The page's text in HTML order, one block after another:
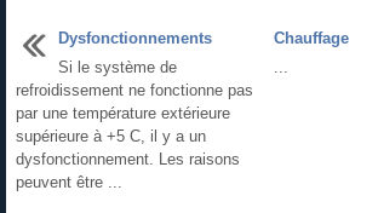
Dysfonctionnements
Si le système de
refroidissement ne fonctionne pas
par une température extérieure
supérieure à +5 C, il y a un
dysfonctionnement. Les raisons
peuvent être ...
Chauffage
...